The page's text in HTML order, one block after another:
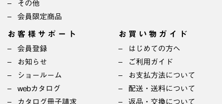
その他
会員限定商品
お客様サポート
会員登録
お知らせ
ショールーム
webカタログ
カタログ冊子請求
お買い物ガイド
はじめての方へ
ご利用ガイド
お支払方法について
配送・送料について
返品・交換について